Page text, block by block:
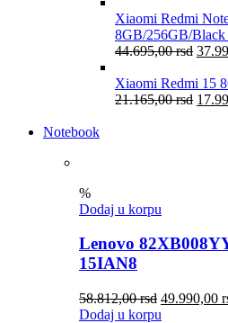
Xiaomi Redmi
8GB/256GB/
44.695,00rsd
Xiaomi Redmi 15
21.165,00rsd
Notebook
%
Dodaj u korpu
Lenovo
15IAN8
58.812,00rsd 49.990,00
Dodaj u korpu